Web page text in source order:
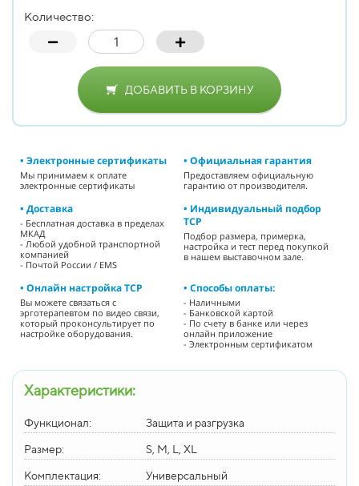
Количество:
ДОБАВИТЬ В КОРЗИНУ
• Электронные сертификаты
Мы принимаем к оплате
электронные сертификаты
• Официальная гарантия
Предоставляем официальную
гарантию от производителя.
• Доставка
- Бесплатная доставка в пределах
МКАД
- Любой удобной транспортной
компанией
- Почтой России / EMS
• Индивидуальный подбор
ТСР
Подбор размера, примерка,
настройка и тест перед покупкой
в нашем выставочном зале.
• Онлайн настройка ТСР
Вы можете связаться с
эрготерапевтом по видео связи,
который проконсультирует по
настройке оборудования.
• Способы оплаты:
- Наличными
- Банковской картой
- По счету в банке или через
онлайн приложение
- Электронным сертификатом
Характеристики:
Функционал: Защита и разгрузка
Размер: S, M, L, XL
Комплектация: Универсальный